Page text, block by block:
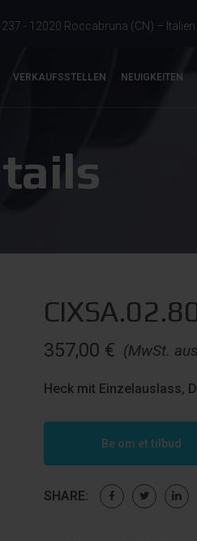
- 12020 Roccabruna (CN) – Italien
VERKAUFSSTELLEN NEUIGKEITEN
(MwSt.
357,00 €
Heck mit Einzelauslass,
Be om et tilbud
SHARE: